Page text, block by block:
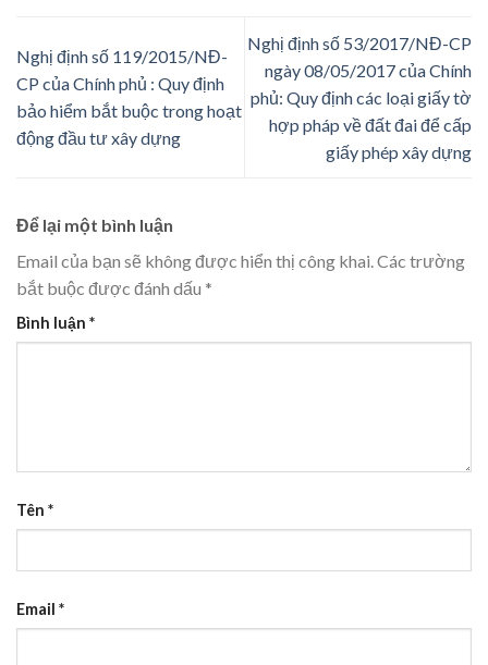
Nghị định số 119/2015/NĐ-
CP của Chính phủ : Quy định
bảo hiểm bắt buộc trong hoạt
động đầu tư xây dựng
Nghị định số 53/2017/NĐ-CP
ngày 08/05/2017 của Chính
phủ: Quy định các loại giấy tờ
hợp pháp về đất đai để cấp
giấy phép xây dựng
Để lại một bình luận
Email của bạn sẽ không được hiển thị công khai.Các trường
bắt buộc được đánh dấu *
Bình luận *
Tên *
Email *